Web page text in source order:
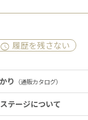
履歴を残さない
り （通販カタログ）
テージについて